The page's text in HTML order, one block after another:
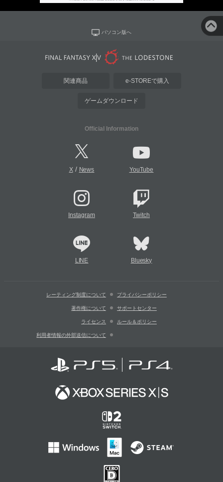
パソコン版へ
関連商品 e-STOREで購入
ゲームダウンロード
Official Information
X/ News YouTube
Instagram Twitch
LINE Bluesky
レーティング制度について プライバシーポリシー
著作権について サポートセンター
ライセンス ルール＆ポリシー
利用者情報の外部送信について